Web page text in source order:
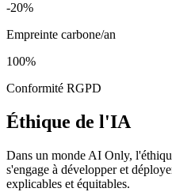
-20%
Empreinte carbone/an
100%
Conformité RGPD
Éthique de l'IA
Dans un monde AI Only,
s'engage à développer et
explicables et équitables.